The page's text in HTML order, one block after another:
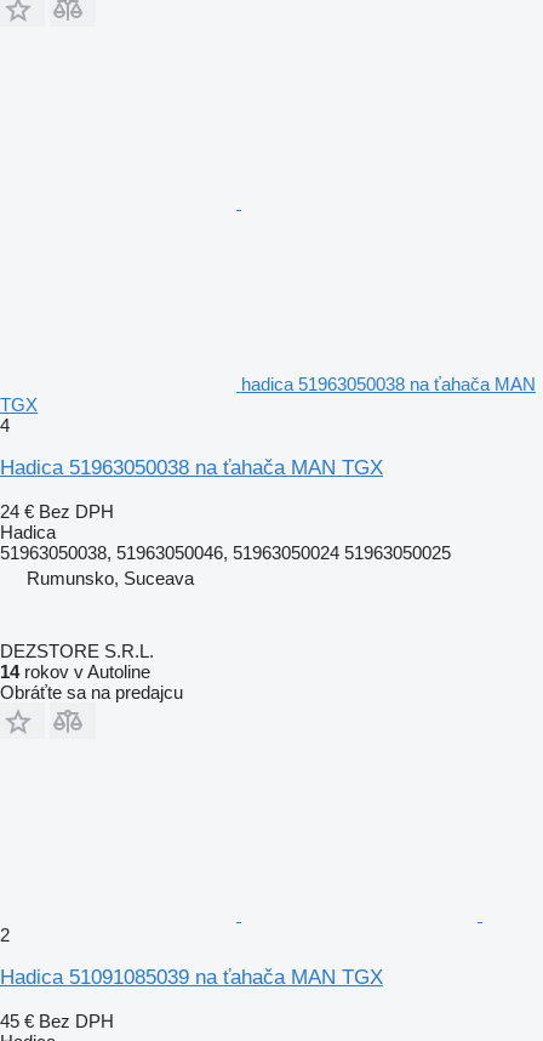
hadica 51963050038 na ťahača MAN
TGX
4
Hadica 51963050038 na ťahača MAN TGX
24 € Bez DPH
Hadica
51963050038, 51963050046, 51963050024 51963050025
Rumunsko, Suceava
DEZSTORE S.R.L.
14rokov v Autoline
Obráťte sa na predajcu
2
Hadica 51091085039 na ťahača MAN TGX
45 € Bez DPH